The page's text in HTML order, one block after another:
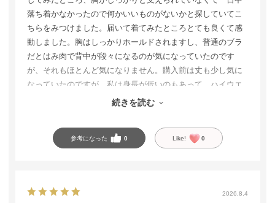
落ち着かなかったので何かいいものがないかと探していてこ
ちらをみつけました。届いて着てみたところとても良くて感
動しました。胸はしっかりホールドされますし、普通のブラ
だとはみ肉で背中が段々になるのが気になっていたのです
が、それもほとんど気になりません。購入前は丈も少し気に
なっていたのですが、私は身長が低いのもあって、ハイウエ
ストのパンツを履けば手を上げて脇腹が見えてしまっても見
続きを読む
参考になった 0 Like! 0
2026.8.4